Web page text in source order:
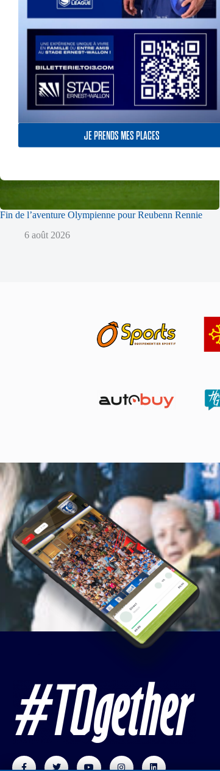
JE PRENDS MES PLACES
Fin de l’aventure Olympienne pour Reubenn Rennie
6 août 2026